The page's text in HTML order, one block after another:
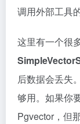
调用外部工具
这里有一个很
后数据会丢失
够用。如果你
Pgvector，但